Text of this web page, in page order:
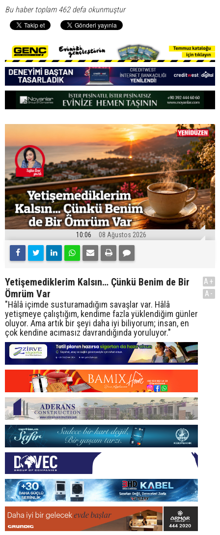
Bu haber toplam 462 defa okunmuştur
10:06 08 Ağustos 2026
Yetişemediklerim Kalsın… Çünkü Benim de Bir
Ömrüm Var
"Hâlâ içimde susturamadığım savaşlar var. Hâlâ
yetişmeye çalıştığım, kendime fazla yüklendiğim günler
oluyor. Ama artık bir şeyi daha iyi biliyorum; insan, en
çok kendine acımasız davrandığında yoruluyor."
A+
A-